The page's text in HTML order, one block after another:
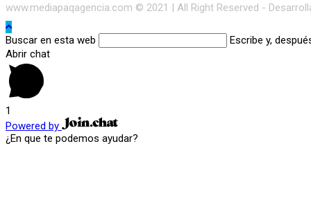
www.mediapaqagencia.com © 2021 | All Right Reserved -
Buscar en esta web
Escribe y,
Abrir chat
1
Powered by
¿En que te podemos ayudar?